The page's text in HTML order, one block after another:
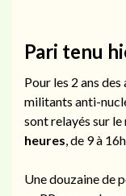
Pari tenu
Pour les 2 ans
militants anti-
sont relayés sur
heures, de 9 à
Une douzaine de